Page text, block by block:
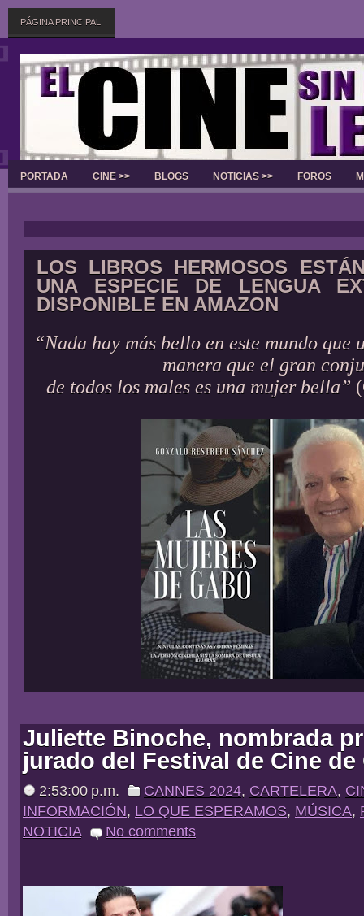
PÁGINA PRINCIPAL
PORTADA CINE >> BLOGS NOTICIAS >> FOROS
LOS LIBROS HERMOSOS
UNA ESPECIE DE LENGUA
DISPONIBLE EN AMAZON
“Nada hay más bello en este mundo que
manera que el gran
de todos los males es una mujer bella”
Juliette Binoche, nombrada
jurado del Festival de Cine de
2:53:00 p.m. CANNES 2024, CARTELERA,
INFORMACIÓN, LO QUE ESPERAMOS, MÚSICA,
NOTICIA
No comments